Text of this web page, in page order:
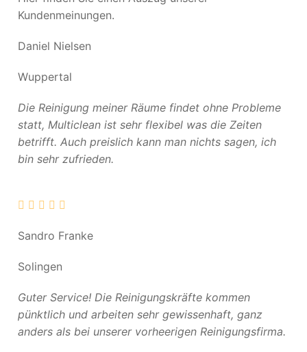
Kundenmeinungen.
Daniel Nielsen
Wuppertal
Die Reinigung meiner Räume findet ohne Probleme
statt, Multiclean ist sehr flexibel was die Zeiten
betrifft. Auch preislich kann man nichts sagen, ich
bin sehr zufrieden.
Sandro Franke
Solingen
Guter Service! Die Reinigungskräfte kommen
pünktlich und arbeiten sehr gewissenhaft, ganz
anders als bei unserer vorheerigen Reinigungsfirma.